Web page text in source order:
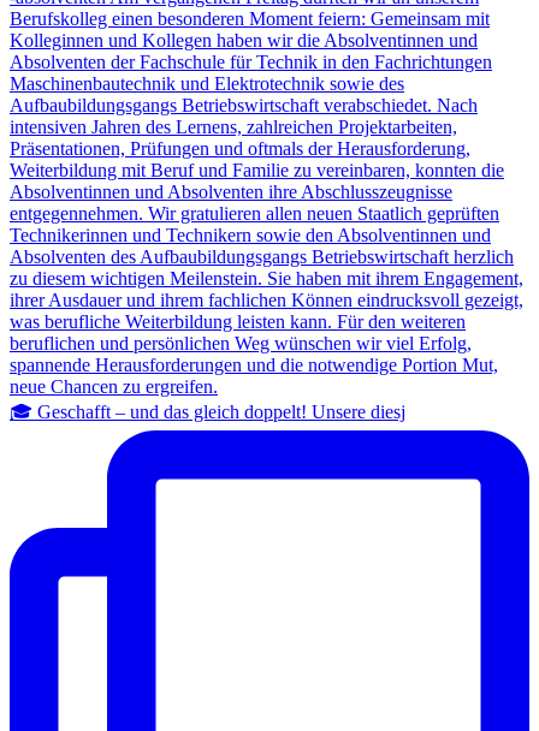
🎓 Geschafft – und das gleich doppelt! Unsere diesj